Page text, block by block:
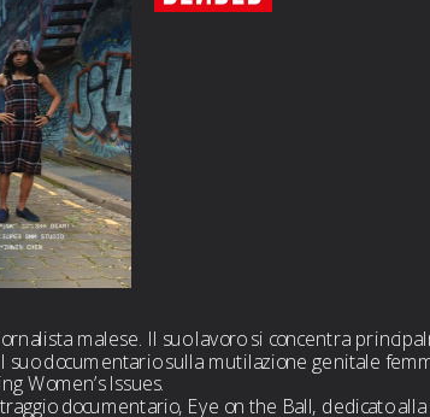
malese. Il suo lavoro si concentra
suo documentario sulla mutilazione genitale
Women’s Issues.
documentario, Eye on the Ball, dedicato